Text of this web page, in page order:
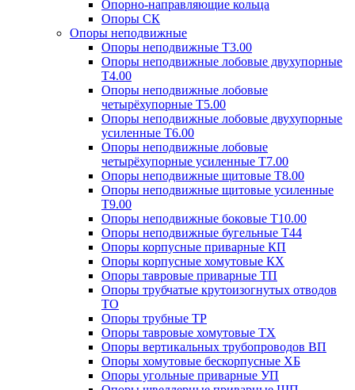
Опорно-направляющие кольца
Опоры СК
Опоры неподвижные
Опоры неподвижные Т3.00
Опоры неподвижные лобовые двухупорные
Т4.00
Опоры неподвижные лобовые
четырёхупорные Т5.00
Опоры неподвижные лобовые двухупорные
усиленные Т6.00
Опоры неподвижные лобовые
четырёхупорные усиленные Т7.00
Опоры неподвижные щитовые Т8.00
Опоры неподвижные щитовые усиленные
Т9.00
Опоры неподвижные боковые Т10.00
Опоры неподвижные бугельные Т44
Опоры корпусные приварные КП
Опоры корпусные хомутовые КХ
Опоры тавровые приварные ТП
Опоры трубчатые крутоизогнутых отводов
ТО
Опоры трубные ТР
Опоры тавровые хомутовые ТХ
Опоры вертикальных трубопроводов ВП
Опоры хомутовые бескорпусные ХБ
Опоры угольные приварные УП